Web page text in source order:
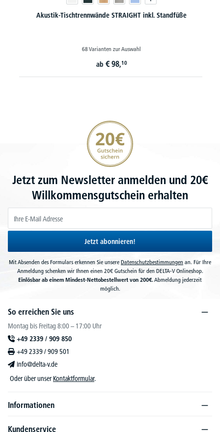
Akustik-Tischtrennwände STRAIGHT inkl. Standfüße
68 Varianten zur Auswahl
ab € 98, 10
20€ Gutschein sichern
Jetzt zum Newsletter anmelden und 20€
Willkommensgutschein erhalten
Jetzt abonnieren!
Mit Absenden des Formulars erkennen Sie unsere Datenschutzbestimmungen an. Für Ihre
Anmeldung schenken wir Ihnen einen 20€ Gutschein für den DELTA-V Onlineshop.
Einlösbar ab einem Mindest-Nettobestellwert von 200€.Abmeldung jederzeit
möglich.
So erreichen Sie uns
Montag bis Freitag 8:00 – 17:00 Uhr
+49 2339 / 909 850
+49 2339 / 909 501
info@delta-v.de
Oder über unser Kontaktformular.
Informationen
Kundenservice